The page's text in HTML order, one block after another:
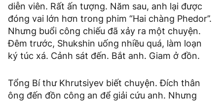
diễn viên. Rất ấn tượng. Năm sau, anh lại được
đóng vai lớn hơn trong phim “Hai chàng Phedor’’.
Nhưng buổi công chiếu đã xảy ra một chuyện.
Đêm trước, Shukshin uống nhiều quá, làm loạn
ký túc xá. Cảnh sát đến. Bắt anh. Giam ở đồn.
Tổng Bí thư Khrutsiyev biết chuyện. Đích thân
ông đến đồn công an để giải cứu anh. Nhưng